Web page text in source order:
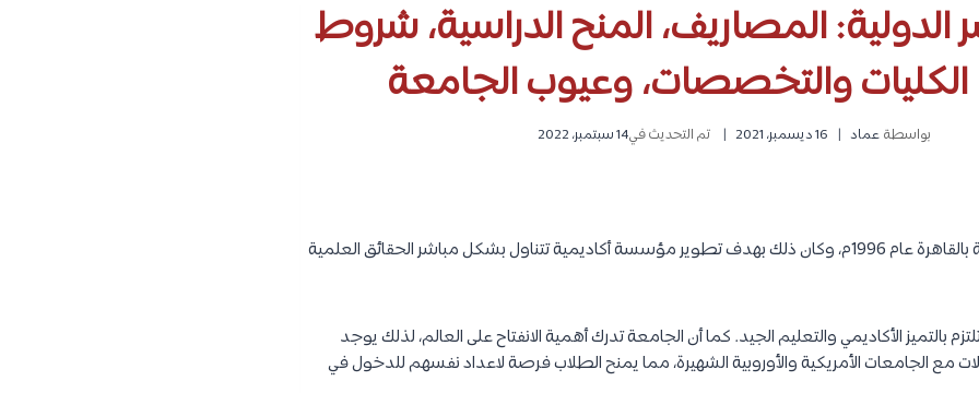
المصاريف، المنح الدراسية، شروط
الكليات والتخصصات، وعيوب الجامعة
بواسطة عماد 16 ديسمبر، 2021 تم التحديث في14 سبتمبر، 2022
تأسست جامعة مصر الدولية بالقاهرة عام 1996م، وكان ذلك بهدف تطوير مؤسسة أكاديمية تتناول بشكل مباشر الحقائق العلمية
بالتميز الأكاديمي والتعليم الجيد. كما أن الجامعة تدرك أهمية الانفتاح على العالم، لذلك يوجد
مع الجامعات الأمريكية والأوروبية الشهيرة، مما يمنح الطلاب فرصة لاعداد نفسهم للدخول في